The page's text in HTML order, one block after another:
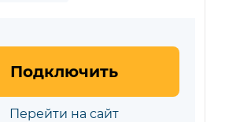
Подключить
Перейти на сайт